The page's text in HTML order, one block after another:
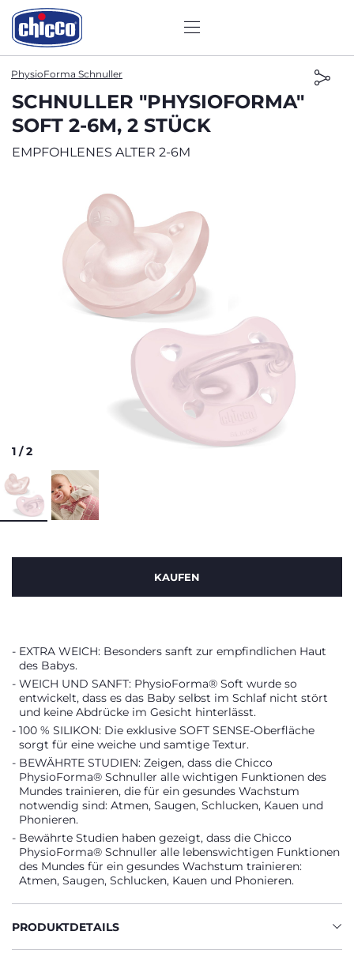
PhysioForma Schnuller
SCHNULLER "PHYSIOFORMA"
SOFT 2-6M, 2 STÜCK
EMPFOHLENES ALTER 2-6M
1 /2
KAUFEN
EXTRA WEICH: Besonders sanft zur empfindlichen Haut
des Babys.
WEICH UND SANFT: PhysioForma® Soft wurde so
entwickelt, dass es das Baby selbst im Schlaf nicht stört
und keine Abdrücke im Gesicht hinterlässt.
100 % SILIKON: Die exklusive SOFT SENSE-Oberfläche
sorgt für eine weiche und samtige Textur.
BEWÄHRTE STUDIEN: Zeigen, dass die Chicco
PhysioForma® Schnuller alle wichtigen Funktionen des
Mundes trainieren, die für ein gesundes Wachstum
notwendig sind: Atmen, Saugen, Schlucken, Kauen und
Phonieren.
Bewährte Studien haben gezeigt, dass die Chicco
PhysioForma® Schnuller alle lebenswichtigen Funktionen
des Mundes für ein gesundes Wachstum trainieren:
Atmen, Saugen, Schlucken, Kauen und Phonieren.
PRODUKTDETAILS